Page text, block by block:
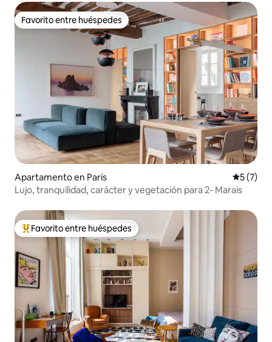
Favorito entre huéspedes
Favorito entre huéspedes
Apartamento en París
5 (7)
Lujo, tranquilidad, carácter y vegetación para 2- Marais
Favorito entre huéspedes preferido
Favorito entre huéspedes